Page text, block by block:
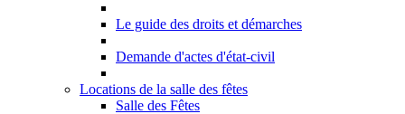
Le guide des droits et démarches
Demande d'actes d'état-civil
Locations de la salle des fêtes
Salle des Fêtes